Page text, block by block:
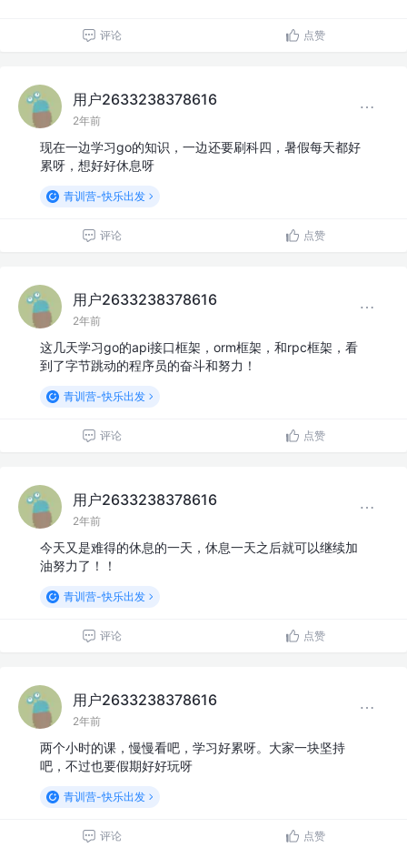
评论 点赞
用户2633238378616
2年前
现在一边学习go的知识，一边还要刷科四，暑假每天都好
累呀，想好好休息呀
青训营-快乐出发
评论 点赞
用户2633238378616
2年前
这几天学习go的api接口框架，orm框架，和rpc框架，看
到了字节跳动的程序员的奋斗和努力！
青训营-快乐出发
评论 点赞
用户2633238378616
2年前
今天又是难得的休息的一天，休息一天之后就可以继续加
油努力了！！
青训营-快乐出发
评论 点赞
用户2633238378616
2年前
两个小时的课，慢慢看吧，学习好累呀。大家一块坚持
吧，不过也要假期好好玩呀
青训营-快乐出发
评论 点赞